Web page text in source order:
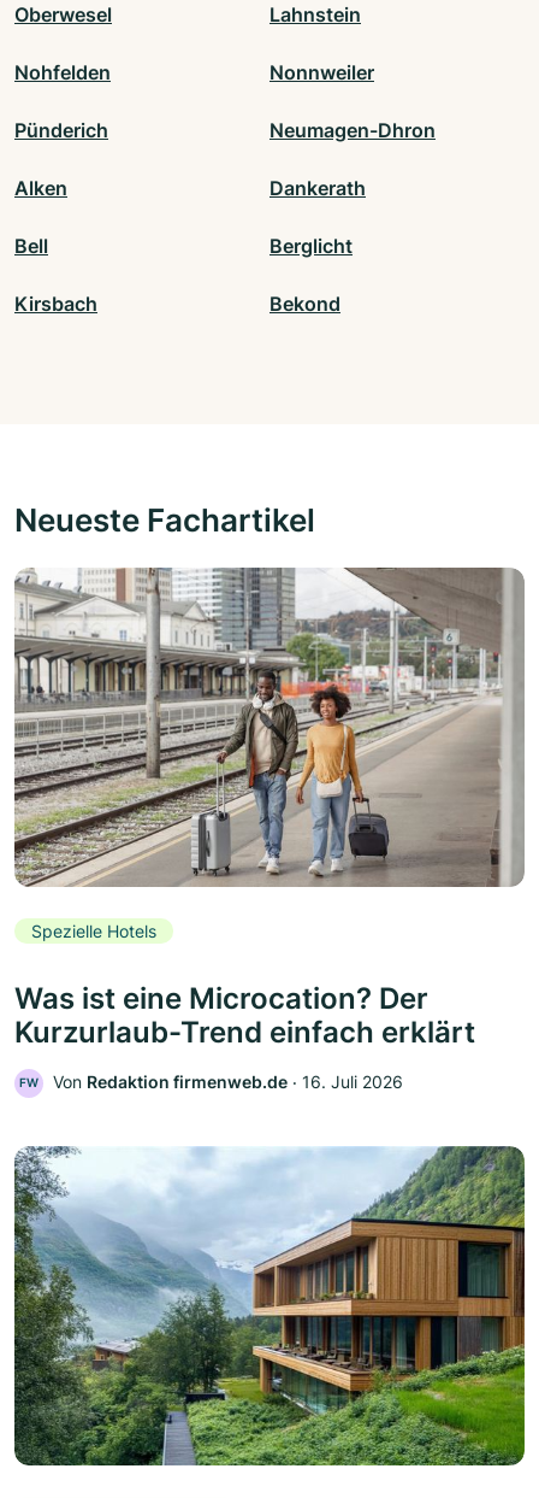
Oberwesel Lahnstein
Nohfelden Nonnweiler
Pünderich Neumagen-Dhron
Alken Dankerath
Bell Berglicht
Kirsbach Bekond
Neueste Fachartikel
Spezielle Hotels
Was ist eine Microcation? Der
Kurzurlaub-Trend einfach erklärt
FW Von Redaktion firmenweb.de ‧ 16. Juli 2026